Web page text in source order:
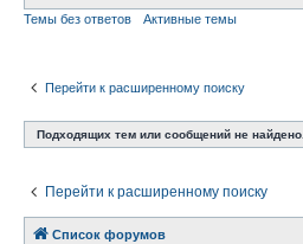
Темы без ответов
Активные темы
Перейти к расширенному поиску
Подходящих тем или сообщений не найдено.
Перейти к расширенному поиску
Список форумов